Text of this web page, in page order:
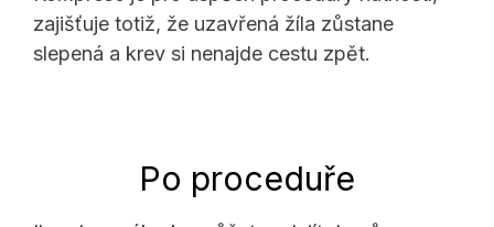
zajišťuje totiž, že uzavřená žíla zůstane
slepená a krev si nenajde cestu zpět.
Po proceduře